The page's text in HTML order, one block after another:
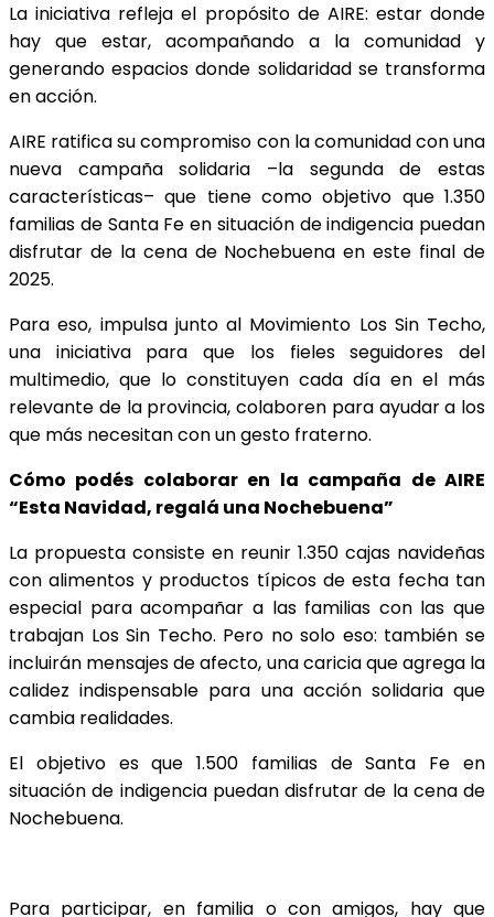
La iniciativa refleja el propósito de AIRE: estar donde
hay que estar, acompañando a la comunidad y
generando espacios donde solidaridad se transforma
en acción.
AIRE ratifica su compromiso con la comunidad con una
nueva campaña solidaria –la segunda de estas
características– que tiene como objetivo que 1.350
familias de Santa Fe en situación de indigencia puedan
disfrutar de la cena de Nochebuena en este final de
2025.
Para eso, impulsa junto al Movimiento Los Sin Techo,
una iniciativa para que los fieles seguidores del
multimedio, que lo constituyen cada día en el más
relevante de la provincia, colaboren para ayudar a los
que más necesitan con un gesto fraterno.
Cómo podés colaborar en la campaña de AIRE
“Esta Navidad, regalá una Nochebuena”
La propuesta consiste en reunir 1.350 cajas navideñas
con alimentos y productos típicos de esta fecha tan
especial para acompañar a las familias con las que
trabajan Los Sin Techo. Pero no solo eso: también se
incluirán mensajes de afecto, una caricia que agrega la
calidez indispensable para una acción solidaria que
cambia realidades.
El objetivo es que 1.500 familias de Santa Fe en
situación de indigencia puedan disfrutar de la cena de
Nochebuena.
Para participar, en familia o con amigos, hay que